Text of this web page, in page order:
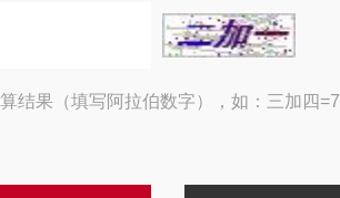
结果（填写阿拉伯数字），如：三加四=7